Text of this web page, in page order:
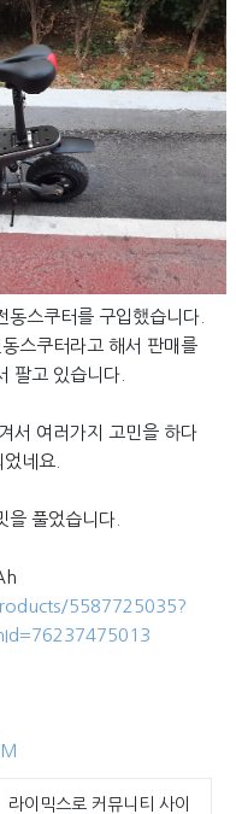
스쿠터를 구입했습니다.
스쿠터라고 해서 판매를
팔고 있습니다.
서 여러가지 고민을 하다
네요.
을 풀었습니다.
5587725035?
라이믹스로 커뮤니티 사이